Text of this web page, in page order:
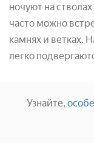
ночуют на
часто можно
камнях и ветках.
легко
Узнайте,